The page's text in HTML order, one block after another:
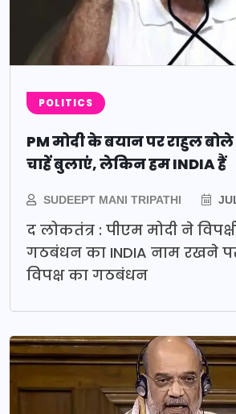
POLITICS
PM मोदी के बयान पर राहुल
चाहें बुलाएं, लेकिन हम INDIA हैं
SUDEEPT MANI TRIPATHI
द लोकतंत्र : पीएम मोदी ने
गठबंधन का INDIA नाम रखने
विपक्ष का गठबंधन